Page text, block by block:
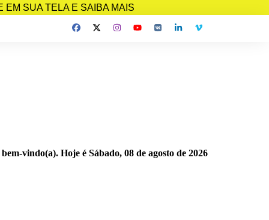
SUA TELA E SAIBA MAIS
bem-vindo(a). Hoje é Sábado, 08 de agosto de 2026